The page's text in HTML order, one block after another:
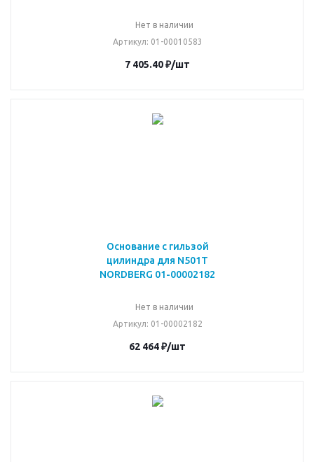
Нет в наличии
Артикул: 01-00010583
7 405.40₽/шт
Основание с гильзой
цилиндра для N501T
NORDBERG 01-00002182
Нет в наличии
Артикул: 01-00002182
62 464₽/шт